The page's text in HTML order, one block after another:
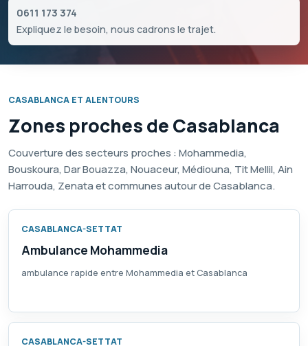
0611 173 374
Expliquez le besoin, nous cadrons le trajet.
CASABLANCA ET ALENTOURS
Zones proches de Casablanca
Couverture des secteurs proches : Mohammedia,
Bouskoura, Dar Bouazza, Nouaceur, Médiouna, Tit Mellil, Ain
Harrouda, Zenata et communes autour de Casablanca.
CASABLANCA-SETTAT
Ambulance Mohammedia
ambulance rapide entre Mohammedia et Casablanca
CASABLANCA-SETTAT